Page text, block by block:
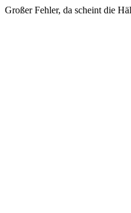
Großer Fehler, da scheint die